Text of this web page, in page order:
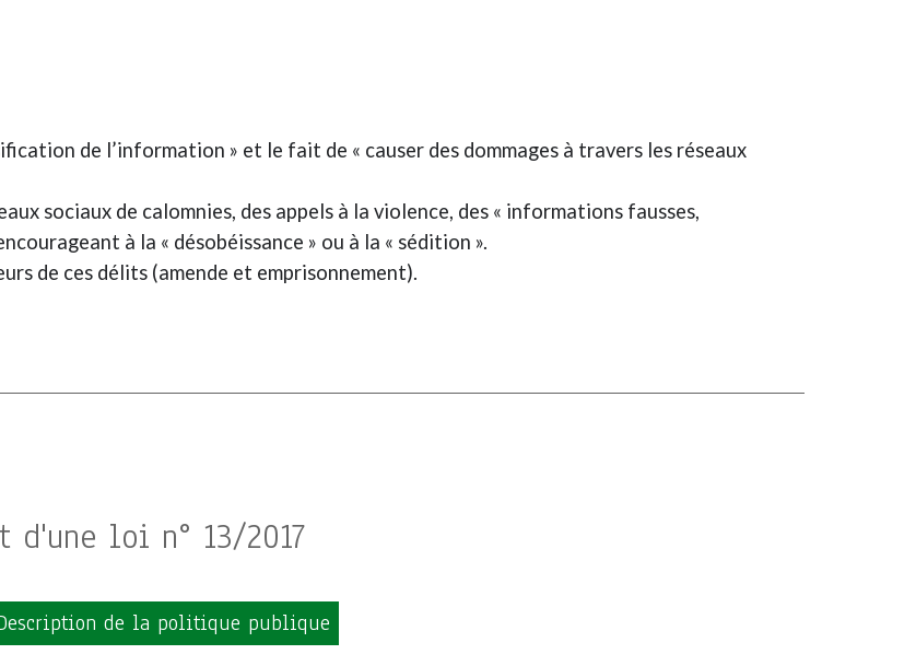
de l’information » et le fait de « causer des dommages à travers les réseaux
sociaux de calomnies, des appels à la violence, des « informations fausses,
à la « désobéissance » ou à la « sédition ».
de ces délits (amende et emprisonnement).
d'une loi n° 13/2017
de la politique publique